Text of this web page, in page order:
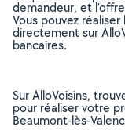
demandeur, et
Vous pouvez
directement sur
bancaires.
Sur AlloVoisins,
pour réaliser votre
Beaumont-lès-